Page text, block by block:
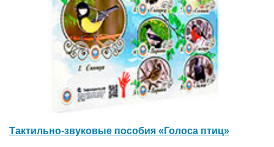
Тактильно-звуковые пособия «Голоса птиц»